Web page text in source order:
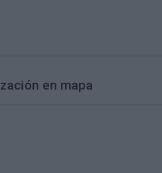
en mapa